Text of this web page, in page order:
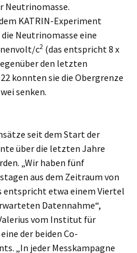
Neutrinomasse.
KATRIN-Experiment
Neutrinomasse eine
c2 (das entspricht 8 x
den letzten
konnten sie die Obergrenze
senken.
seit dem Start der
über die letzten Jahre
„Wir haben fünf
aus dem Zeitraum von
entspricht etwa einem Viertel
Datennahme“,
vom Institut für
der beiden Co-
„In jeder Messkampagne